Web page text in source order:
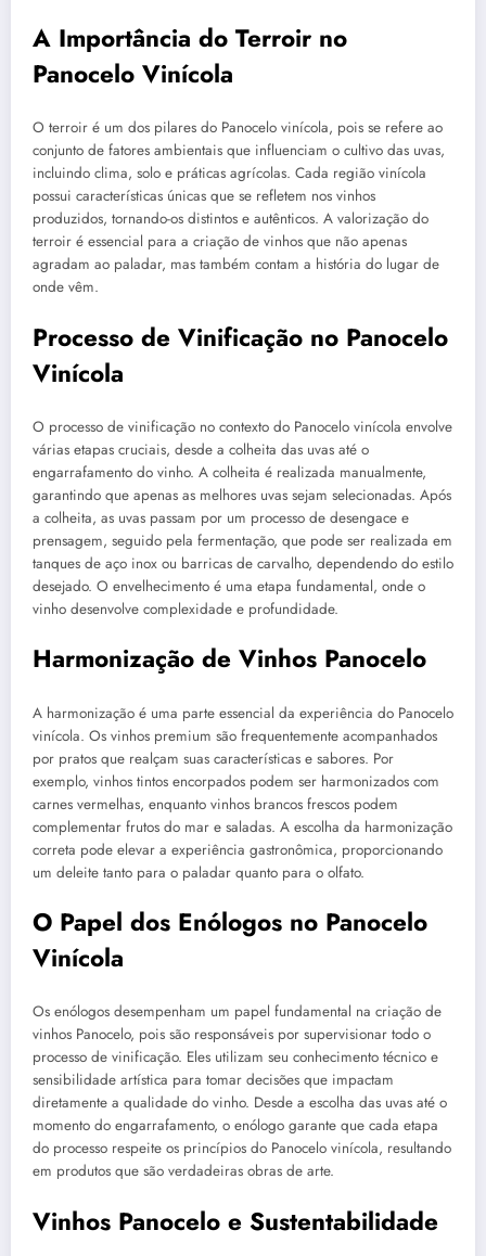
A Importância do Terroir no
Panocelo Vinícola
O terroir é um dos pilares do Panocelo vinícola, pois se refere ao
conjunto de fatores ambientais que influenciam o cultivo das uvas,
incluindo clima, solo e práticas agrícolas. Cada região vinícola
possui características únicas que se refletem nos vinhos
produzidos, tornando-os distintos e autênticos. A valorização do
terroir é essencial para a criação de vinhos que não apenas
agradam ao paladar, mas também contam a história do lugar de
onde vêm.
Processo de Vinificação no Panocelo
Vinícola
O processo de vinificação no contexto do Panocelo vinícola envolve
várias etapas cruciais, desde a colheita das uvas até o
engarrafamento do vinho. A colheita é realizada manualmente,
garantindo que apenas as melhores uvas sejam selecionadas. Após
a colheita, as uvas passam por um processo de desengace e
prensagem, seguido pela fermentação, que pode ser realizada em
tanques de aço inox ou barricas de carvalho, dependendo do estilo
desejado. O envelhecimento é uma etapa fundamental, onde o
vinho desenvolve complexidade e profundidade.
Harmonização de Vinhos Panocelo
A harmonização é uma parte essencial da experiência do Panocelo
vinícola. Os vinhos premium são frequentemente acompanhados
por pratos que realçam suas características e sabores. Por
exemplo, vinhos tintos encorpados podem ser harmonizados com
carnes vermelhas, enquanto vinhos brancos frescos podem
complementar frutos do mar e saladas. A escolha da harmonização
correta pode elevar a experiência gastronômica, proporcionando
um deleite tanto para o paladar quanto para o olfato.
O Papel dos Enólogos no Panocelo
Vinícola
Os enólogos desempenham um papel fundamental na criação de
vinhos Panocelo, pois são responsáveis por supervisionar todo o
processo de vinificação. Eles utilizam seu conhecimento técnico e
sensibilidade artística para tomar decisões que impactam
diretamente a qualidade do vinho. Desde a escolha das uvas até o
momento do engarrafamento, o enólogo garante que cada etapa
do processo respeite os princípios do Panocelo vinícola, resultando
em produtos que são verdadeiras obras de arte.
Vinhos Panocelo e Sustentabilidade